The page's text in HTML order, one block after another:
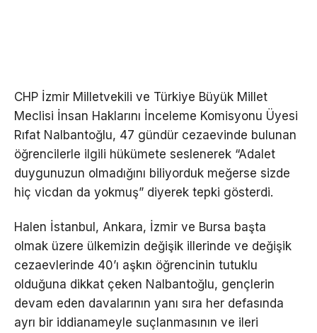
CHP İzmir Milletvekili ve Türkiye Büyük Millet
Meclisi İnsan Haklarını İnceleme Komisyonu Üyesi
Rıfat Nalbantoğlu, 47 gündür cezaevinde bulunan
öğrencilerle ilgili hükümete seslenerek “Adalet
duygunuzun olmadığını biliyorduk meğerse sizde
hiç vicdan da yokmuş” diyerek tepki gösterdi.
Halen İstanbul, Ankara, İzmir ve Bursa başta
olmak üzere ülkemizin değişik illerinde ve değişik
cezaevlerinde 40’ı aşkın öğrencinin tutuklu
olduğuna dikkat çeken Nalbantoğlu, gençlerin
devam eden davalarının yanı sıra her defasında
ayrı bir iddianameyle suçlanmasının ve ileri